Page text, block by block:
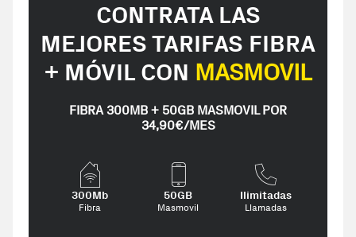
CONTRATA LAS
MEJORES TARIFAS FIBRA
+ MÓVIL CON MASMOVIL
FIBRA 300MB + 50GB MASMOVIL POR
34,90€/MES
300Mb
Fibra
50GB
Masmovil
Ilimitadas
Llamadas